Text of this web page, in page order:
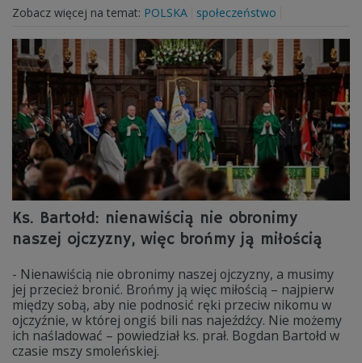
Zobacz więcej na temat: POLSKA społeczeństwo
Ks. Bartołd: nienawiścią nie obronimy
naszej ojczyzny, więc brońmy ją miłością
- Nienawiścią nie obronimy naszej ojczyzny, a musimy
jej przecież bronić. Brońmy ją więc miłością – najpierw
między sobą, aby nie podnosić ręki przeciw nikomu w
ojczyźnie, w której ongiś bili nas najeźdźcy. Nie możemy
ich naśladować – powiedział ks. prał. Bogdan Bartołd w
czasie mszy smoleńskiej.